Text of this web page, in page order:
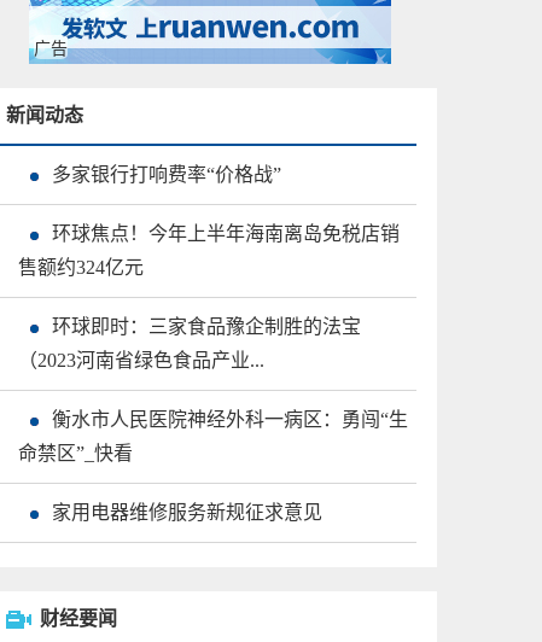
广告
新闻动态
多家银行打响费率“价格战”
环球焦点！今年上半年海南离岛免税店销
售额约324亿元
环球即时：三家食品豫企制胜的法宝
（2023河南省绿色食品产业...
衡水市人民医院神经外科一病区：勇闯“生
命禁区”_快看
家用电器维修服务新规征求意见
财经要闻